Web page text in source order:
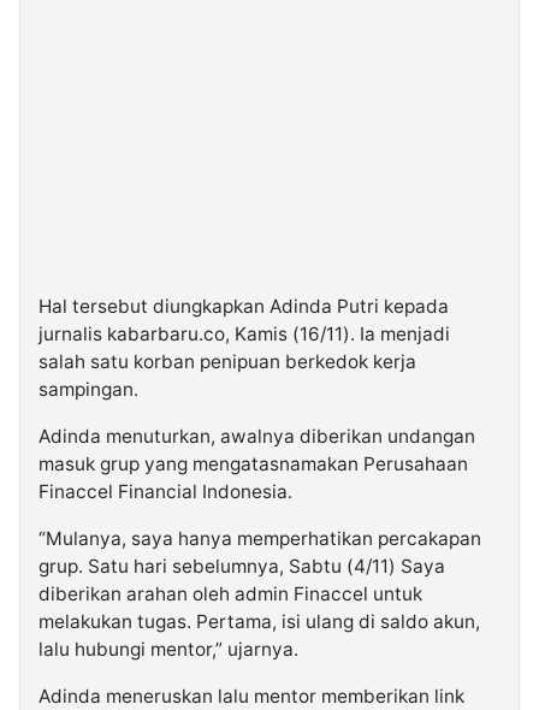
Hal tersebut diungkapkan Adinda Putri kepada
jurnalis kabarbaru.co, Kamis (16/11). Ia menjadi
salah satu korban penipuan berkedok kerja
sampingan.
Adinda menuturkan, awalnya diberikan undangan
masuk grup yang mengatasnamakan Perusahaan
Finaccel Financial Indonesia.
“Mulanya, saya hanya memperhatikan percakapan
grup. Satu hari sebelumnya, Sabtu (4/11) Saya
diberikan arahan oleh admin Finaccel untuk
melakukan tugas. Pertama, isi ulang di saldo akun,
lalu hubungi mentor,” ujarnya.
Adinda meneruskan lalu mentor memberikan link